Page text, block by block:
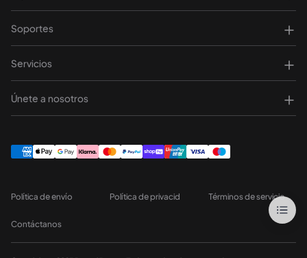
Soportes
Servicios
Únete a nosotros
Política de envío Política de privacid Términos de servicio
Contáctanos